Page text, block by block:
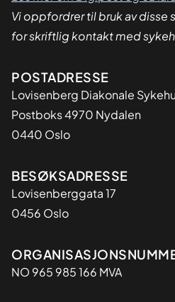
Vi oppfordrer til bruk av disse
for skriftlig kontakt med
Adresse
POSTADRESSE
Lovisenberg Diakonale
Postboks 4970 Nydalen
0440 Oslo
BESØKSADRESSE
Lovisenberggata 17
0456 Oslo
Organisasjon
NO 965 985 166 MVA